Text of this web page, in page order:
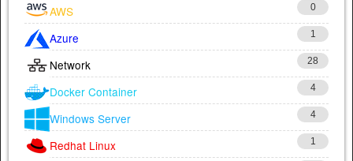
AWS 0
Azure 1
Network 28
Docker Container 4
Windows Server 4
Redhat Linux 1